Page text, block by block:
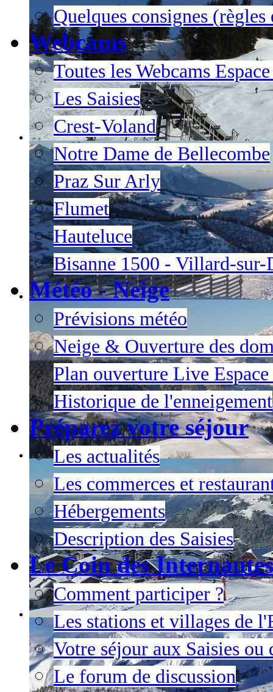
Quelques consignes (règles
Webcams
Toutes les Webcams
Les Saisies
Crest-Voland
Notre Dame de Bellecombe
Praz Sur Arly
Flumet
Hauteluce
Bisanne 1500 - Villard-sur-
Météo - Neige
Prévisions météo
Neige & Ouverture des
Plan ouverture Live
Historique de l'enneigement
Préparez votre séjour
Les actualités
Les commerces et
Hébergements
Description des Saisies
Le Coin des Internautes
Comment participer ?
Les stations et villages de
Votre séjour aux Saisies ou
Le forum de discussion